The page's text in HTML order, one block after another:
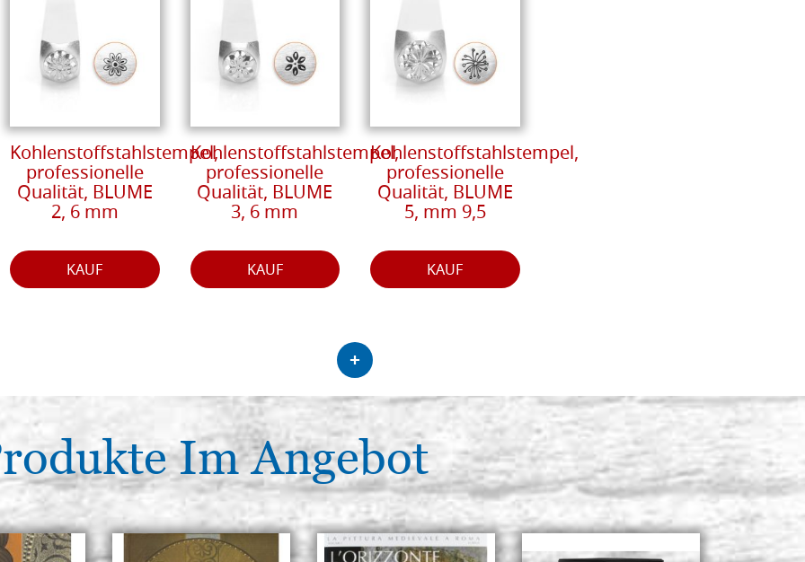
Kohlenstoffstahlstempel,
professionelle
Qualität, BLUME
2, 6 mm
KAUF
Kohlenstoffstahlstempel,
professionelle
Qualität, BLUME
3, 6 mm
KAUF
Kohlenstoffstahlstempel,
professionelle
Qualität, BLUME
5, mm 9,5
KAUF
+
Im Angebot